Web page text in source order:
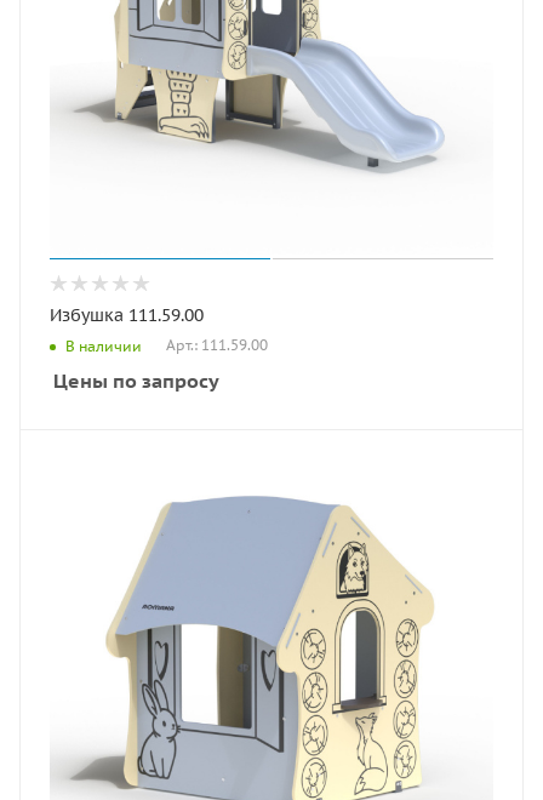
Избушка 111.59.00
В наличии Арт.: 111.59.00
Цены по запросу